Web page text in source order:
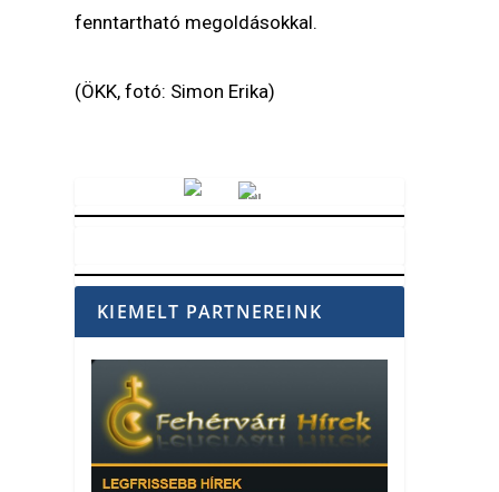
fenntartható megoldásokkal.
(ÖKK, fotó: Simon Erika)
KIEMELT PARTNEREINK